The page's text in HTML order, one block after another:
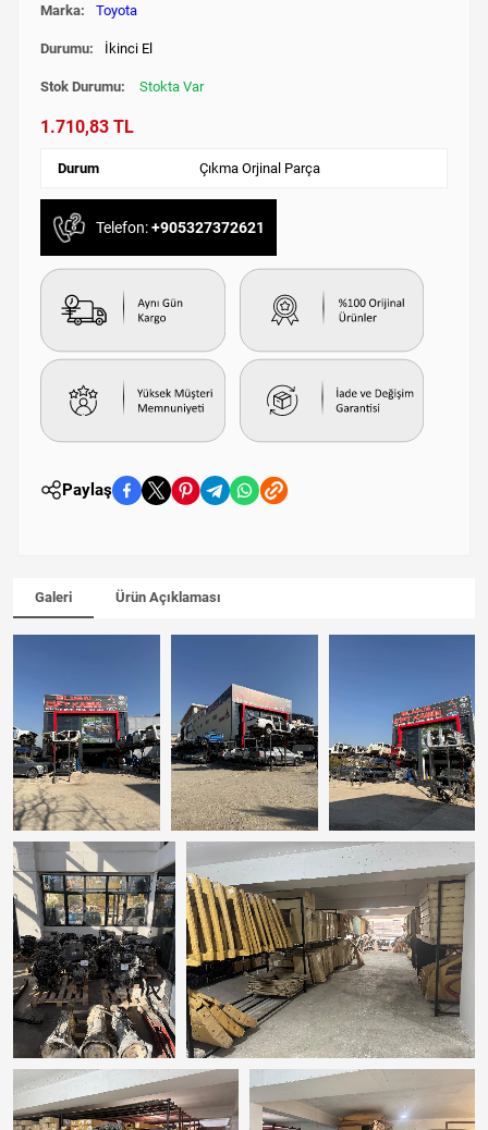
Marka: Toyota
Durumu: İkinci El
Stok Durumu: Stokta Var
1.710,83 TL
Durum Çıkma Orjinal Parça
Telefon:+905327372621
Paylaş
Galeri Ürün Açıklaması